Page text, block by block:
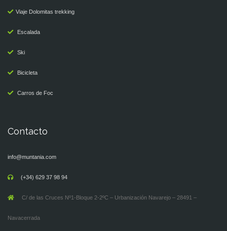
Viaje Dolomitas trekking
Escalada
Ski
Bicicleta
Carros de Foc
Contacto
info@muntania.com
(+34) 629 37 98 94
C/ de las Cruces Nº1-Bloque 2-2ºC – Urbanización Navarejo – 28491 –
Navacerrada